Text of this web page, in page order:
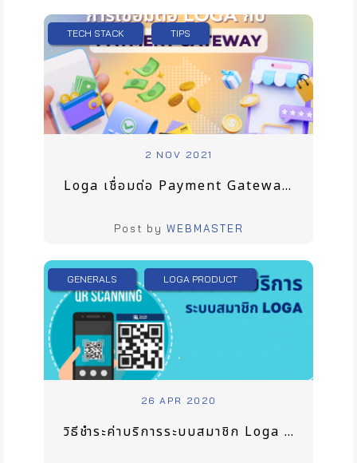
TECH STACK TIPS
2 NOV 2021
Loga เชื่อมต่อ Payment Gateway ได้ไหม อย่างไร
Post by WEBMASTER
GENERALS LOGA PRODUCT
26 APR 2020
วิธีชำระค่าบริการระบบสมาชิก Loga และ Additional Services